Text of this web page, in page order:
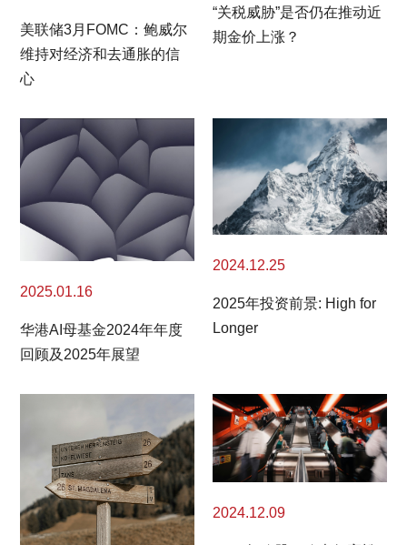
美联储3月FOMC：鲍威尔
维持对经济和去通胀的信
心
“关税威胁”是否仍在推动近
期金价上涨？
2025.01.16
华港AI母基金2024年年度
回顾及2025年展望
2024.12.25
2025年投资前景: High for
Longer
2024.12.09